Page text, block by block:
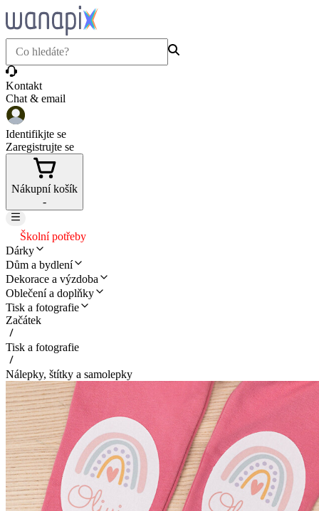
Kontakt
Chat & email
Identifikjte se
Zaregistrujte se
Nákupní košík
-
Školní potřeby
Dárky
Dům a bydlení
Dekorace a výzdoba
Oblečení a doplňky
Tisk a fotografie
Začátek
Tisk a fotografie
Nálepky, štítky a samolepky